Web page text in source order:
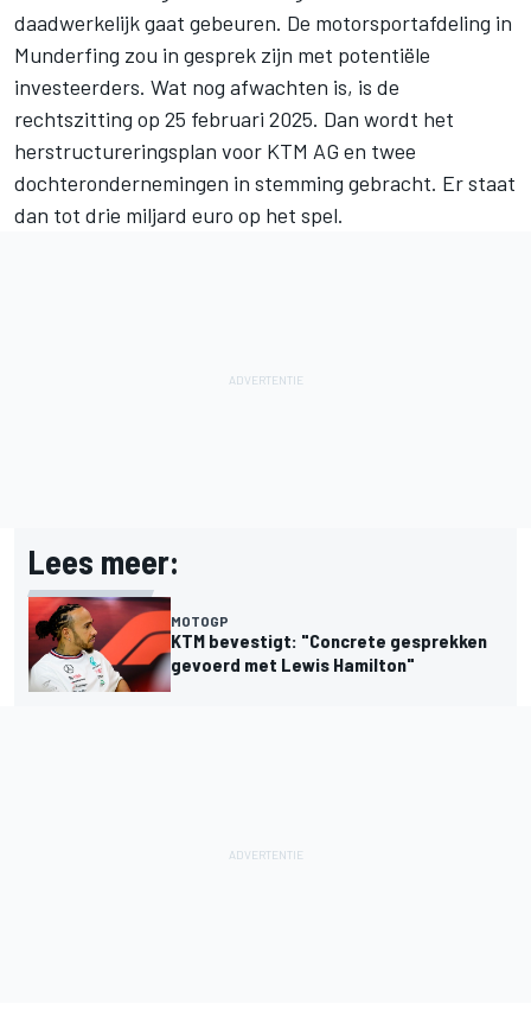
daadwerkelijk gaat gebeuren. De motorsportafdeling in
Munderfing zou in gesprek zijn met potentiële
investeerders. Wat nog afwachten is, is de
rechtszitting op 25 februari 2025. Dan wordt het
herstructureringsplan voor KTM AG en twee
dochterondernemingen in stemming gebracht. Er staat
dan tot drie miljard euro op het spel.
Lees meer:
MOTOGP
KTM bevestigt: "Concrete gesprekken
gevoerd met Lewis Hamilton"